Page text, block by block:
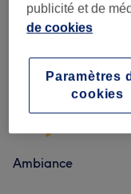
Avis sur
1,0
Ambiance
publicité et de
de cookies
Paramètres
cookies